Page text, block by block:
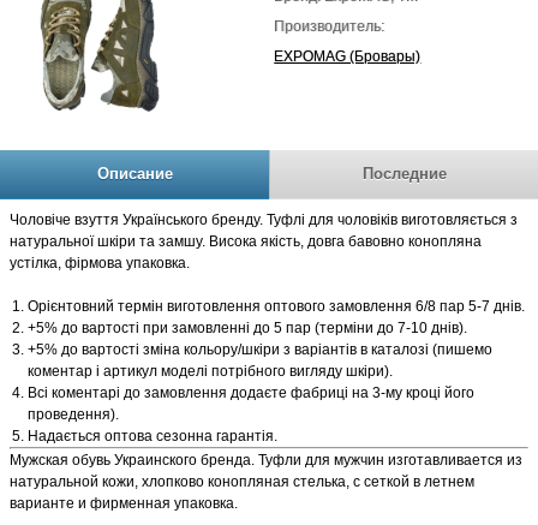
Производитель:
EXPOMAG (Бровары)
Описание Последние
Чоловіче взуття Українського бренду. Туфлі для чоловіків виготовляється з
натуральної шкіри та замшу. Висока якість, довга бавовно конопляна
устілка, фірмова упаковка.
Орієнтовний термін виготовлення оптового замовлення 6/8 пар 5-7 днів.
+5% до вартості при замовленні до 5 пар (терміни до 7-10 днів).
+5% до вартості зміна кольору/шкіри з варіантів в каталозі (пишемо
коментар і артикул моделі потрібного вигляду шкіри).
Всі коментарі до замовлення додаєте фабриці на 3-му кроці його
проведення).
Надається оптова сезонна гарантія.
Мужская обувь Украинского бренда. Туфли для мужчин изготавливается из
натуральной кожи, хлопково конопляная стелька, с сеткой в летнем
варианте и фирменная упаковка.